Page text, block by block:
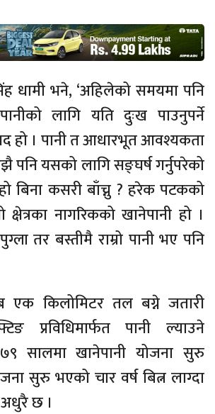
धामी भने, ‘अहिलेको समयमा पनि
लागि यति दुःख पाउनुपर्ने
हो । पानी त आधारभूत आवश्यकता
पनि यसको लागि सङ्घर्ष गर्नुपरेको
बिना कसरी बाँच्नु ? हरेक पटकको
नागरिकको खानेपानी हो ।
तर बस्तीमै राम्रो पानी भए पनि
एक किलोमिटर तल बग्ने जतारी
प्रविधिमार्फत पानी ल्याउने
सालमा खानेपानी योजना सुरु
सुरु भएको चार वर्ष बित्न लाग्दा
छ ।